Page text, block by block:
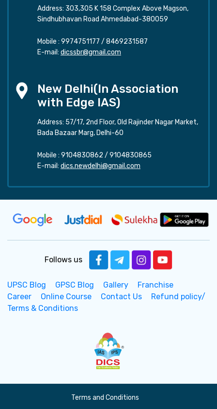
Address: 303,305 K 158 Complex Above Magson,
Sindhubhavan Road Ahmedabad-380059
Mobile : 9974751177 / 8469231587
E-mail: dicssbr@gmail.com
New Delhi(In Association
with Edge IAS)
Address: 57/17, 2nd Floor, Old Rajinder Nagar Market,
Bada Bazaar Marg, Delhi-60
Mobile : 9104830862 / 9104830865
E-mail: dics.newdelhi@gmail.com
Follows us
UPSC Blog GPSC Blog Gallery
Franchise
Career
Online Course Contact Us
Refund policy/
Terms & Conditions
Terms and Conditions